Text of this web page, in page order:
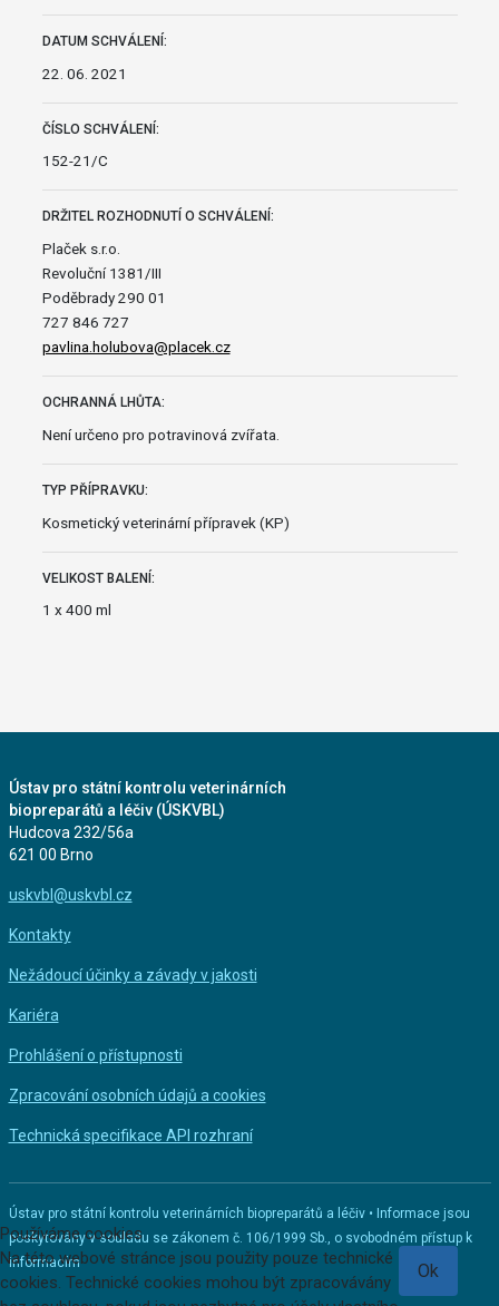
DATUM SCHVÁLENÍ:
22. 06. 2021
ČÍSLO SCHVÁLENÍ:
152-21/C
DRŽITEL ROZHODNUTÍ O SCHVÁLENÍ:
Plaček s.r.o.
Revoluční 1381/III
Poděbrady 290 01
727 846 727
pavlina.holubova@placek.cz
OCHRANNÁ LHŮTA:
Není určeno pro potravinová zvířata.
TYP PŘÍPRAVKU:
Kosmetický veterinární přípravek (KP)
VELIKOST BALENÍ:
1 x 400 ml
Ústav pro státní kontrolu veterinárních
biopreparátů a léčiv (ÚSKVBL)
Hudcova 232/56a
621 00 Brno
uskvbl@uskvbl.cz
Kontakty
Nežádoucí účinky a závady v jakosti
Kariéra
Prohlášení o přístupnosti
Zpracování osobních údajů a cookies
Technická specifikace API rozhraní
Ústav pro státní kontrolu veterinárních biopreparátů a léčiv • Informace jsou
poskytovány v souladu se zákonem č. 106/1999 Sb., o svobodném přístup k
informacím
Používáme cookies
Na této webové stránce jsou použity pouze technické
cookies. Technické cookies mohou být zpracovávány
Ok